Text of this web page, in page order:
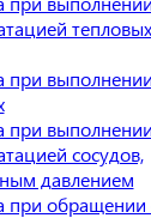
тепловых
при выполнении
при выполнении
сосудов,
давлением
при обращении